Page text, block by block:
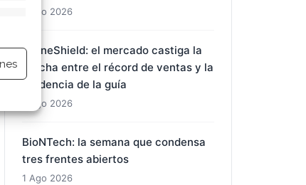
1 Ago 2026
DroneShield: el mercado castiga la
brecha entre el récord de ventas y la
prudencia de la guía
1 Ago 2026
BioNTech: la semana que condensa
tres frentes abiertos
1 Ago 2026